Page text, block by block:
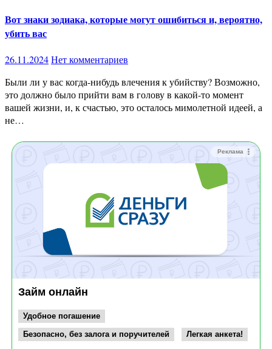
Вот знаки зодиака, которые могут ошибиться и, вероятно,
убить вас
26.11.2024Нет комментариев
Были ли у вас когда-нибудь влечения к убийству? Возможно,
это должно было прийти вам в голову в какой-то момент
вашей жизни, и, к счастью, это осталось мимолетной идеей, а
не…
Реклама
Займ онлайн
Удобное погашение
Безопасно, без залога и поручителей
Легкая анкета!